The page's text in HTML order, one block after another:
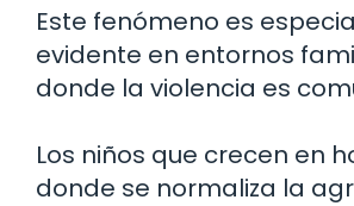
Este fenómeno es
evidente en entornos
donde la violencia es
Los niños que crecen en
donde se normaliza la